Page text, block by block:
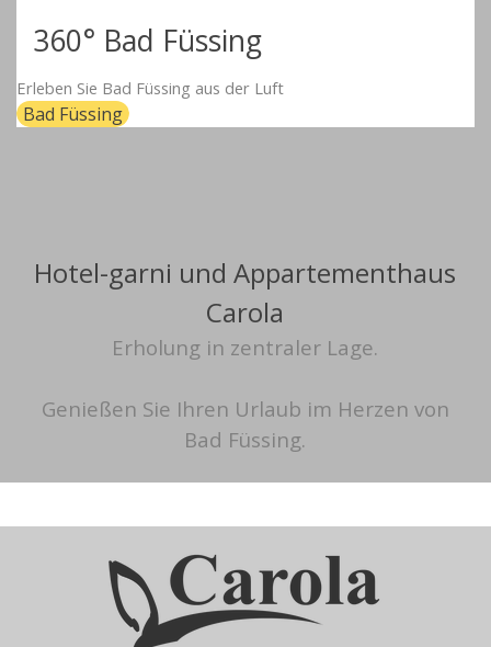
360° Bad Füssing
Erleben Sie Bad Füssing aus der Luft
Bad Füssing
Hotel-garni und Appartementhaus
Carola
Erholung in zentraler Lage.
Genießen Sie Ihren Urlaub im Herzen von
Bad Füssing.